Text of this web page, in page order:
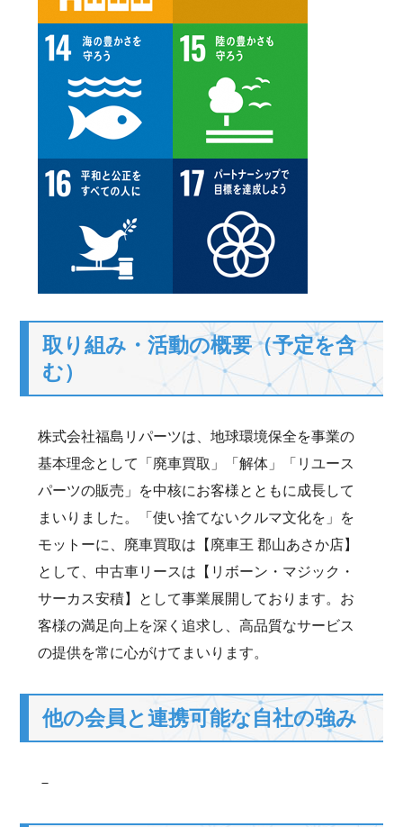
取り組み・活動の概要（予定を含
む）
株式会社福島リパーツは、地球環境保全を事業の
基本理念として「廃車買取」「解体」「リユース
パーツの販売」を中核にお客様とともに成長して
まいりました。「使い捨てないクルマ文化を」を
モットーに、廃車買取は【廃車王 郡山あさか店】
として、中古車リースは【リボーン・マジック・
サーカス安積】として事業展開しております。お
客様の満足向上を深く追求し、高品質なサービス
の提供を常に心がけてまいります。
他の会員と連携可能な自社の強み
－